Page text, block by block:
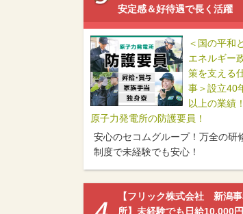
安定感＆好待遇で長く活躍
＜国の平和と
エネルギー
策を支える
事＞設立40
以上の業績！
原子力発電所の防護要員！
安心のセコムグループ！万全の研
制度で未経験でも安心！
【フリック株式会社 新潟
所】未経験でも日給10,000